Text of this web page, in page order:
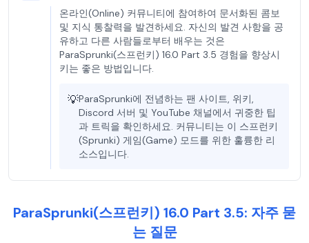
온라인(Online) 커뮤니티에 참여하여 문서화된 콤보
및 지식 통찰력을 발견하세요. 자신의 발견 사항을 공
유하고 다른 사람들로부터 배우는 것은
ParaSprunki(스프런키) 16.0 Part 3.5 경험을 향상시
키는 좋은 방법입니다.
💡ParaSprunki에 전념하는 팬 사이트, 위키,
Discord 서버 및 YouTube 채널에서 귀중한 팁
과 트릭을 확인하세요. 커뮤니티는 이 스프런키
(Sprunki) 게임(Game) 모드를 위한 훌륭한 리
소스입니다.
ParaSprunki(스프런키) 16.0 Part 3.5: 자주 묻
는 질문